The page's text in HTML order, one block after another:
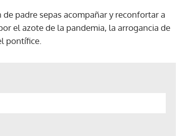
padre sepas acompañar y reconfortar a
el azote de la pandemia, la arrogancia de
pontífice.